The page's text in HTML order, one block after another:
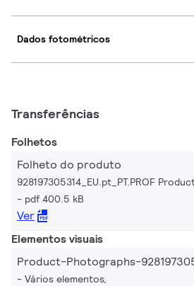
Dados fotométricos
Transferências
Folhetos
Folheto do produto
928197305314_EU.pt_PT.PROF
pdf 400.5 kB
Ver
Elementos visuais
Product-Photographs-
Vários elementos,